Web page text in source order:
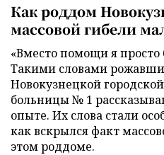
Как роддом
массовой гибели
«Вместо помощи я просто
Такими словами
Новокузнецкой
больницы № 1
опыте. Их слова стали
как вскрылся факт
этом роддоме.